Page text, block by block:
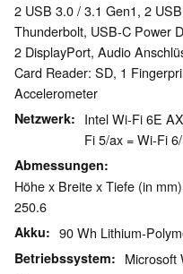
2 USB 3.0 / 3.1 Gen1, 2
Thunderbolt, USB-C Power
2 DisplayPort, Audio
Card Reader: SD, 1
Accelerometer
Netzwerk
Intel Wi-Fi 6E
Fi 5/ax = Wi-Fi
Abmessungen
Höhe x Breite x Tiefe (in
250.6
Akku 90 Wh Lithium-
Betriebssystem Microsoft